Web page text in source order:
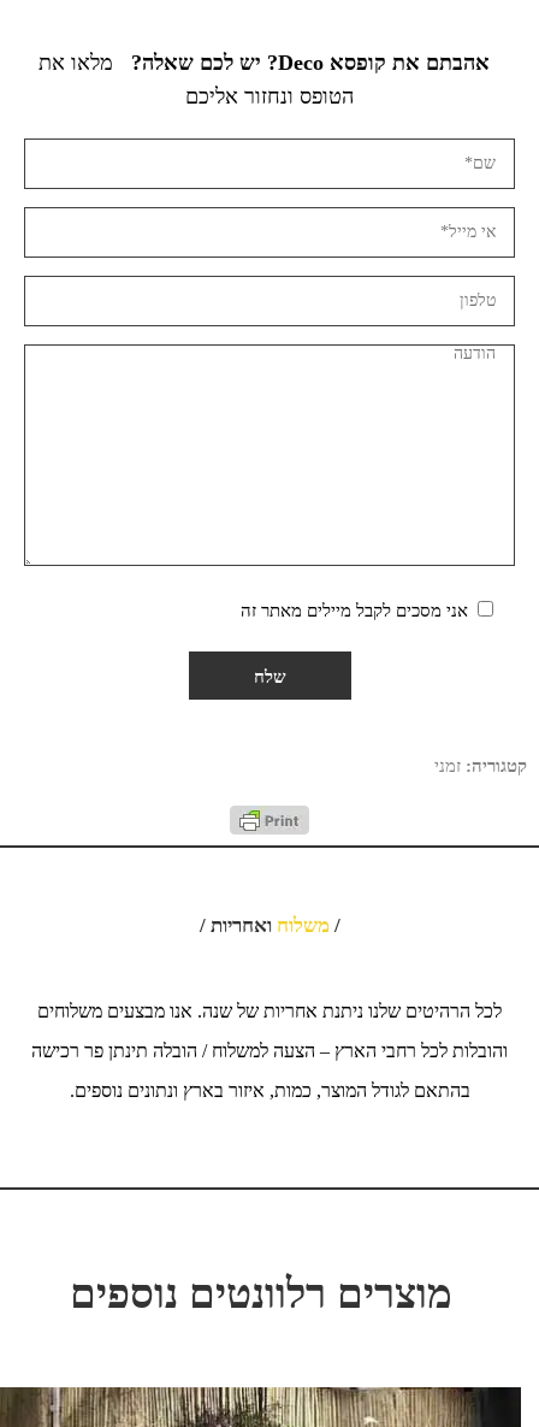
אהבתם את קופסא Deco? יש לכם שאלה?
מלאו את
הטופס ונחזור אליכם
אני מסכים לקבל מיילים מאתר זה
קטגוריה: זמני
/משלוח ואחריות /
לכל הרהיטים שלנו ניתנת אחריות של שנה. אנו מבצעים משלוחים
והובלות לכל רחבי הארץ – הצעה למשלוח / הובלה תינתן פר רכישה
בהתאם לגודל המוצר, כמות, איזור בארץ ונתונים נוספים.
מוצרים רלוונטים נוספים